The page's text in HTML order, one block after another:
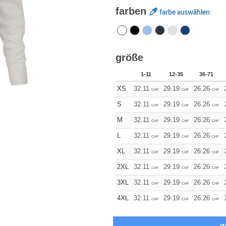
farben farbe auswählen
größe
1-11 12-35 36-71
XS 32.11 CHF 29.19 CHF 26.26 CHF
S 32.11 CHF 29.19 CHF 26.26 CHF
M 32.11 CHF 29.19 CHF 26.26 CHF
L 32.11 CHF 29.19 CHF 26.26 CHF
XL 32.11 CHF 29.19 CHF 26.26 CHF
2XL 32.11 CHF 29.19 CHF 26.26 CHF
3XL 32.11 CHF 29.19 CHF 26.26 CHF
4XL 32.11 CHF 29.19 CHF 26.26 CHF